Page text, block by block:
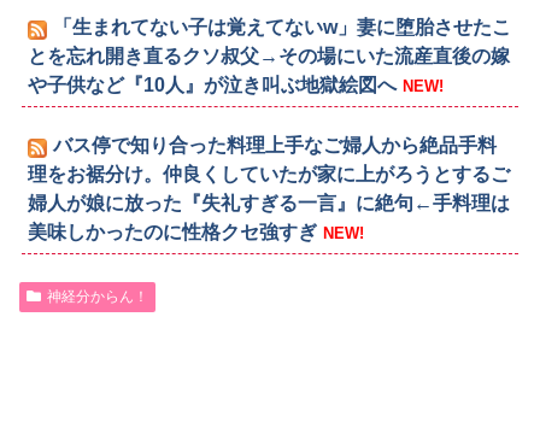
「生まれてない子は覚えてないw」妻に堕胎させたこ
とを忘れ開き直るクソ叔父→その場にいた流産直後の嫁
や子供など『10人』が泣き叫ぶ地獄絵図へ NEW!
バス停で知り合った料理上手なご婦人から絶品手料
理をお裾分け。仲良くしていたが家に上がろうとするご
婦人が娘に放った『失礼すぎる一言』に絶句←手料理は
美味しかったのに性格クセ強すぎ NEW!
神経分からん！